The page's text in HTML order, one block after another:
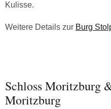
Kulisse.
Weitere Details zur Burg
Schloss Moritzburg
Moritzburg